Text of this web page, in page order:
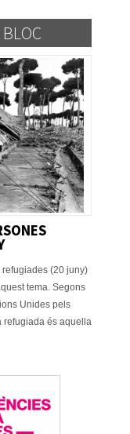
(20 juny)
tema. Segons
Unides pels
refugiada és aquella